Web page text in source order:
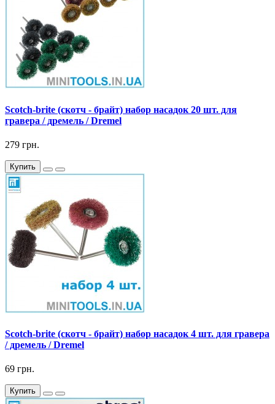
Scotch-brite (скотч - брайт) набор насадок 20 шт. для
гравера / дремель / Dremel
279 грн.
Купить
Scotch-brite (скотч - брайт) набор насадок 4 шт. для гравера
/ дремель / Dremel
69 грн.
Купить